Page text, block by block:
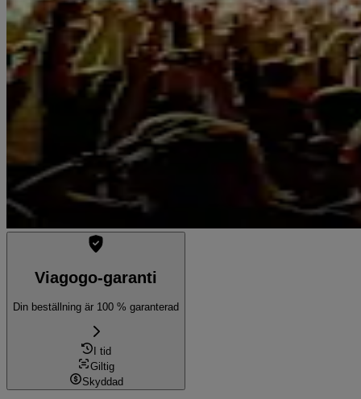
Viagogo-garanti
Din beställning är 100 % garanterad
I tid
Giltig
Skyddad